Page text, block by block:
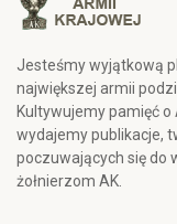
Jesteśmy wyjątkową
największej armii
Kultywujemy pamięć o
wydajemy publikacje,
poczuwających się do
żołnierzom AK.